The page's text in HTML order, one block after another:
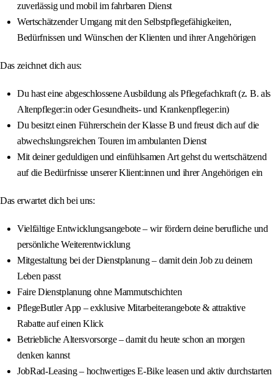
zuverlässig und mobil im fahrbaren Dienst
Wertschätzender Umgang mit den Selbstpflegefähigkeiten,
Bedürfnissen und Wünschen der Klienten und ihrer Angehörigen
Das zeichnet dich aus:
Du hast eine abgeschlossene Ausbildung als Pflegefachkraft (z. B. als
Altenpfleger:in oder Gesundheits- und Krankenpfleger:in)
Du besitzt einen Führerschein der Klasse B und freust dich auf die
abwechslungsreichen Touren im ambulanten Dienst
Mit deiner geduldigen und einfühlsamen Art gehst du wertschätzend
auf die Bedürfnisse unserer Klient:innen und ihrer Angehörigen ein
Das erwartet dich bei uns:
Vielfältige Entwicklungsangebote – wir fördern deine berufliche und
persönliche Weiterentwicklung
Mitgestaltung bei der Dienstplanung – damit dein Job zu deinem
Leben passt
Faire Dienstplanung ohne Mammutschichten
PflegeButler App – exklusive Mitarbeiterangebote & attraktive
Rabatte auf einen Klick
Betriebliche Altersvorsorge – damit du heute schon an morgen
denken kannst
JobRad-Leasing – hochwertiges E-Bike leasen und aktiv durchstarten